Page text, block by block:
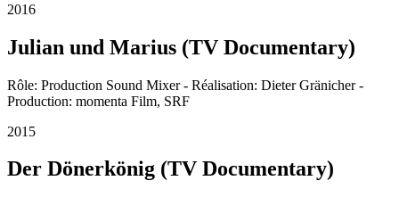
2016
Julian und Marius (TV Documentary)
Rôle: Production Sound Mixer - Réalisation: Dieter Gränicher -
Production: momenta Film, SRF
2015
Der Dönerkönig (TV Documentary)